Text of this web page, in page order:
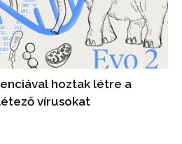
hoztak létre a
vírusokat